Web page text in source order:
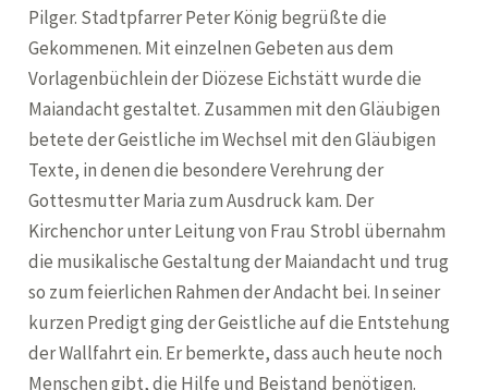
Pilger. Stadtpfarrer Peter König begrüßte die
Gekommenen. Mit einzelnen Gebeten aus dem
Vorlagenbüchlein der Diözese Eichstätt wurde die
Maiandacht gestaltet. Zusammen mit den Gläubigen
betete der Geistliche im Wechsel mit den Gläubigen
Texte, in denen die besondere Verehrung der
Gottesmutter Maria zum Ausdruck kam. Der
Kirchenchor unter Leitung von Frau Strobl übernahm
die musikalische Gestaltung der Maiandacht und trug
so zum feierlichen Rahmen der Andacht bei. In seiner
kurzen Predigt ging der Geistliche auf die Entstehung
der Wallfahrt ein. Er bemerkte, dass auch heute noch
Menschen gibt, die Hilfe und Beistand benötigen.